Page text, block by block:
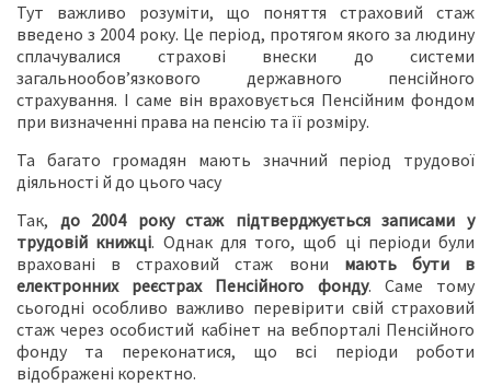
Тут важливо розуміти, що поняття страховий стаж
введено з 2004 року. Це період, протягом якого за людину
сплачувалися страхові внески до системи
загальнообов’язкового державного пенсійного
страхування. І саме він враховується Пенсійним фондом
при визначенні права на пенсію та її розміру.
Та багато громадян мають значний період трудової
діяльності й до цього часу
Так, до 2004 року стаж підтверджується записами у
трудовій книжці. Однак для того, щоб ці періоди були
враховані в страховий стаж вони мають бути в
електронних реєстрах Пенсійного фонду. Саме тому
сьогодні особливо важливо перевірити свій страховий
стаж через особистий кабінет на вебпорталі Пенсійного
фонду та переконатися, що всі періоди роботи
відображені коректно.